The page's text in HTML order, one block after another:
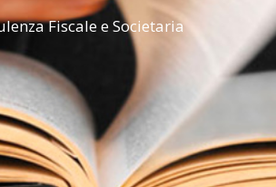
Fiscale e Societaria